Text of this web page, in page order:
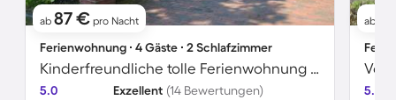
ab 87 € pro Nacht
Ferienwohnung ∙ 4 Gäste ∙ 2 Schlafzimmer
Kinderfreundliche tolle Ferienwohnung | Ideal für Homeoffice
5.0 Exzellent (14 Bewertungen)
ab
5.0